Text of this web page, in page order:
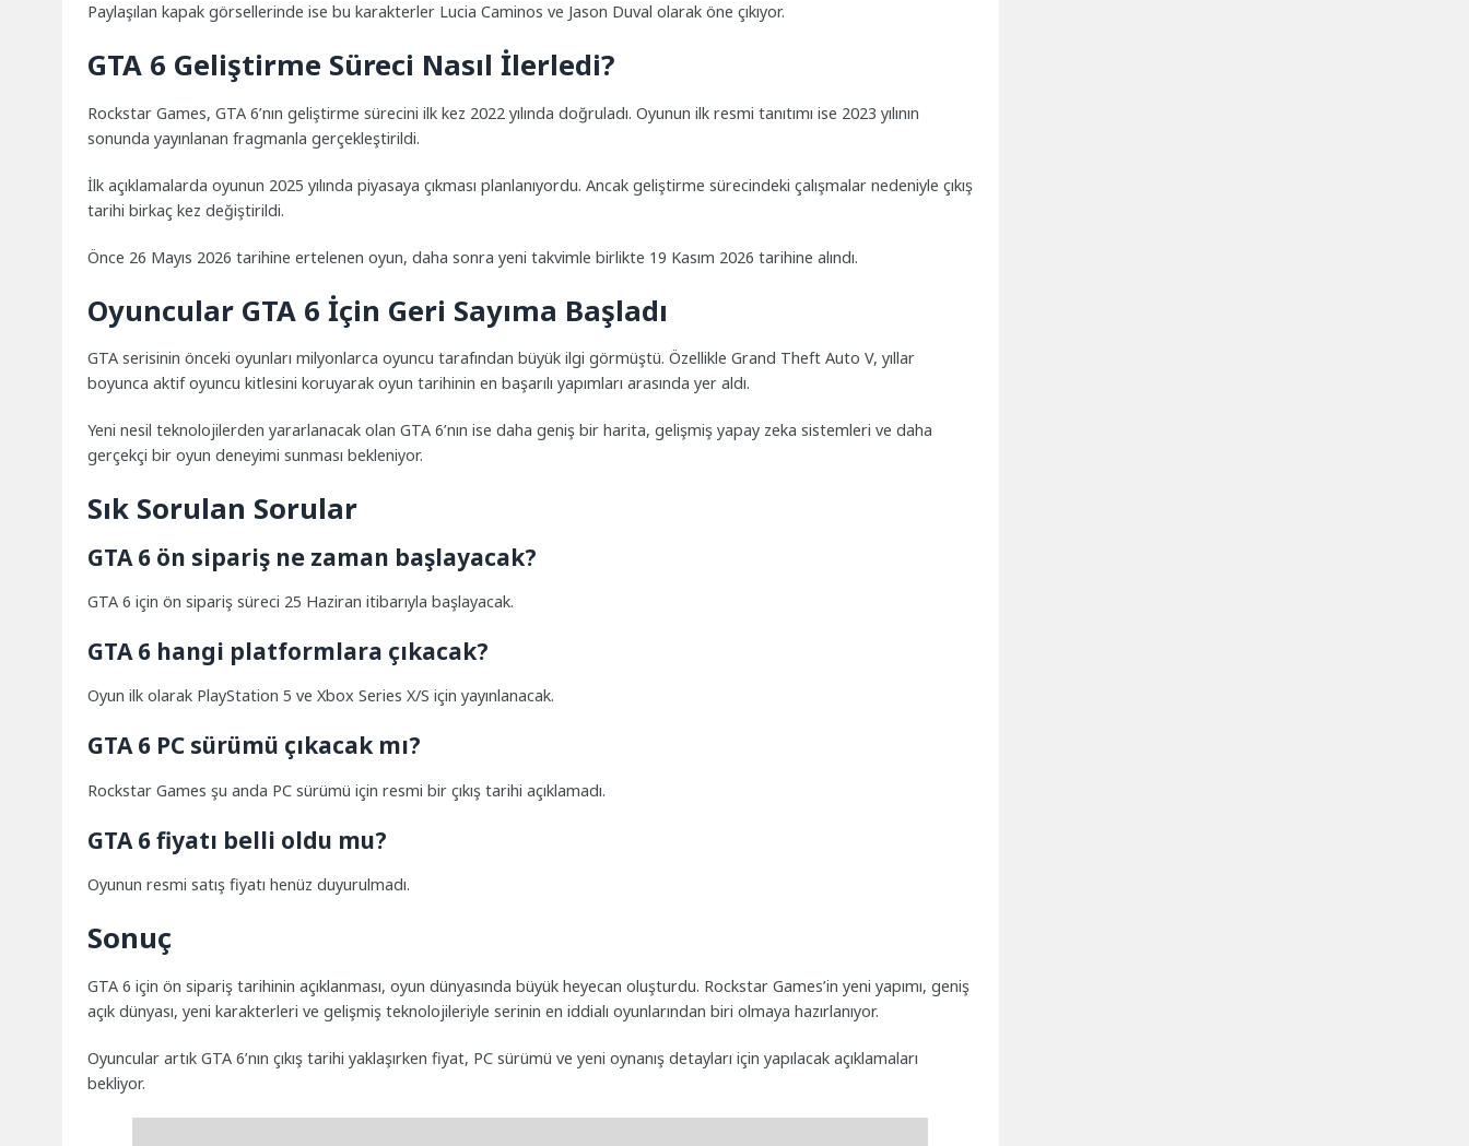
Paylaşılan kapak görsellerinde ise bu karakterler Lucia Caminos ve Jason Duval olarak öne çıkıyor.
GTA 6 Geliştirme Süreci Nasıl İlerledi?
Rockstar Games, GTA 6’nın geliştirme sürecini ilk kez 2022 yılında doğruladı. Oyunun ilk resmi tanıtımı ise 2023 yılının
sonunda yayınlanan fragmanla gerçekleştirildi.
İlk açıklamalarda oyunun 2025 yılında piyasaya çıkması planlanıyordu. Ancak geliştirme sürecindeki çalışmalar nedeniyle çıkış
tarihi birkaç kez değiştirildi.
Önce 26 Mayıs 2026 tarihine ertelenen oyun, daha sonra yeni takvimle birlikte 19 Kasım 2026 tarihine alındı.
Oyuncular GTA 6 İçin Geri Sayıma Başladı
GTA serisinin önceki oyunları milyonlarca oyuncu tarafından büyük ilgi görmüştü. ÖzellikleGrand Theft Auto V, yıllar
boyunca aktif oyuncu kitlesini koruyarak oyun tarihinin en başarılı yapımları arasında yer aldı.
Yeni nesil teknolojilerden yararlanacak olan GTA 6’nın ise daha geniş bir harita, gelişmiş yapay zeka sistemleri ve daha
gerçekçi bir oyun deneyimi sunması bekleniyor.
Sık Sorulan Sorular
GTA 6 ön sipariş ne zaman başlayacak?
GTA 6 için ön sipariş süreci 25 Haziran itibarıyla başlayacak.
GTA 6 hangi platformlara çıkacak?
Oyun ilk olarak PlayStation 5 ve Xbox Series X/S için yayınlanacak.
GTA 6 PC sürümü çıkacak mı?
Rockstar Games şu anda PC sürümü için resmi bir çıkış tarihi açıklamadı.
GTA 6 fiyatı belli oldu mu?
Oyunun resmi satış fiyatı henüz duyurulmadı.
Sonuç
GTA 6 için ön sipariş tarihinin açıklanması, oyun dünyasında büyük heyecan oluşturdu. Rockstar Games’in yeni yapımı, geniş
açık dünyası, yeni karakterleri ve gelişmiş teknolojileriyle serinin en iddialı oyunlarından biri olmaya hazırlanıyor.
Oyuncular artık GTA 6’nın çıkış tarihi yaklaşırken fiyat, PC sürümü ve yeni oynanış detayları için yapılacak açıklamaları
bekliyor.